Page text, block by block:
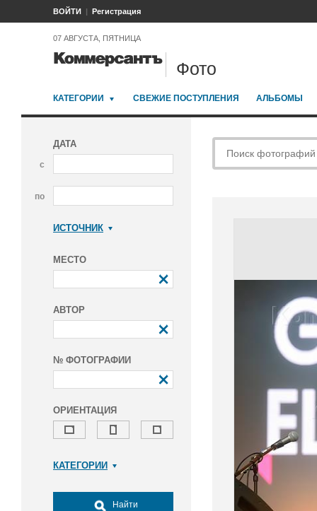
ВОЙТИ Регистрация
07 АВГУСТА, ПЯТНИЦА
Фото
КАТЕГОРИИ СВЕЖИЕ ПОСТУПЛЕНИЯ АЛЬБОМЫ
ДАТА
с
по
ИСТОЧНИК
МЕСТО
АВТОР
№ ФОТОГРАФИИ
ОРИЕНТАЦИЯ
КАТЕГОРИИ
Досуг, туризм и отдых
Найти